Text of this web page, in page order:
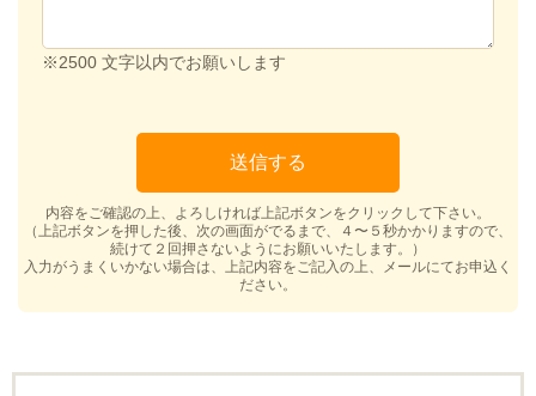
※2500 文字以内でお願いします
内容をご確認の上、よろしければ上記ボタンをクリックして下さい。
（上記ボタンを押した後、次の画面がでるまで、４〜５秒かかりますので、
続けて２回押さないようにお願いいたします。）
入力がうまくいかない場合は、上記内容をご記入の上、メールにてお申込く
ださい。